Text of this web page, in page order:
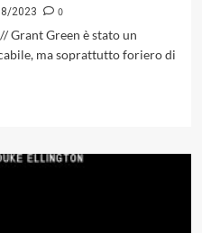
2023
0
Grant Green è stato un
ma soprattutto foriero di